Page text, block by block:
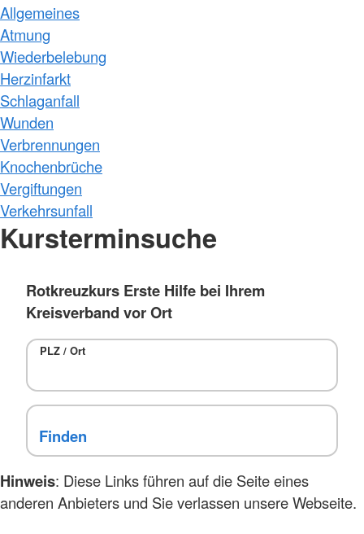
Allgemeines
Atmung
Wiederbelebung
Herzinfarkt
Schlaganfall
Wunden
Verbrennungen
Knochenbrüche
Vergiftungen
Verkehrsunfall
Kursterminsuche
Rotkreuzkurs Erste Hilfe bei Ihrem
Kreisverband vor Ort
PLZ / Ort
Hinweis: Diese Links führen auf die Seite eines
anderen Anbieters und Sie verlassen unsere Webseite.